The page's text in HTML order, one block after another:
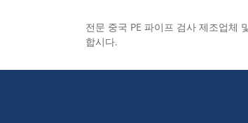
전문 중국 PE 파이프 검사 제조업체
합시다.